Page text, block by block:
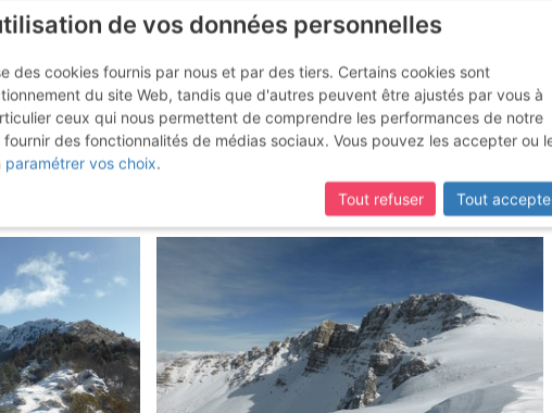
Tour du cirque Ouest des Monges
de vos données personnelles
des cookies fournis par nous et par des tiers. Certains cookies sont
du site Web, tandis que d'autres peuvent être ajustés par vous à
ceux qui nous permettent de comprendre les performances de notre
des fonctionnalités de médias sociaux. Vous pouvez les accepter ou
paramétrer vos choix.
Tout refuser
Tout